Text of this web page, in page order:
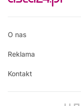
Informacje
20:15
O nas
Reklama
Kontakt